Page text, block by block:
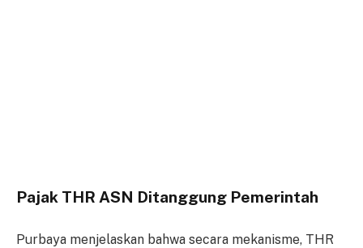
Pajak THR ASN Ditanggung Pemerintah
Purbaya menjelaskan bahwa secara mekanisme, THR